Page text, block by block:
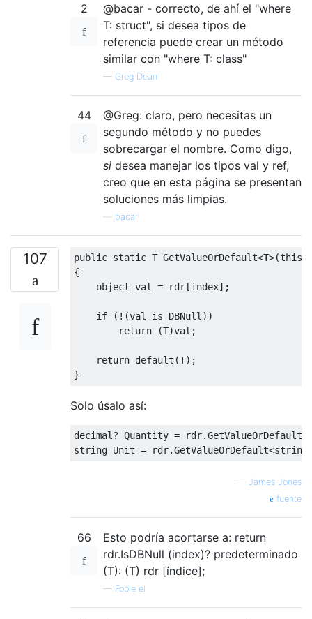
2
@bacar - correcto, de ahí el "where
T: struct", si desea tipos de
referencia puede crear un método
similar con "where T: class"
— Greg Dean
44
@Greg: claro, pero necesitas un
segundo método y no puedes
sobrecargar el nombre. Como digo,
si desea manejar los tipos val y ref,
creo que en esta página se presentan
soluciones más limpias.
bacar
107 public static T GetValueOrDefault<T>(this
{
object val = rdr[index];
if (!(val is DBNull ))
return
(T)val ;
return default (T);
}
Solo úsalo así:
decimal ? Quantity = rdr.GetValueOrDefault
string Unit = rdr.GetValueOrDefault
— James Jones
fuente
66
Esto podría acortarse a: return
rdr.IsDBNull (index)? predeterminado
(T): (T) rdr [índice];
— Foole el